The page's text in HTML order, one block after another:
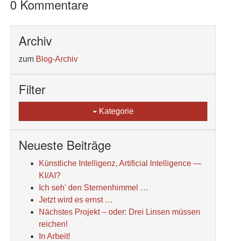
0 Kommentare
Archiv
zum Blog-Archiv
Filter
Kategorie
Neueste Beiträge
Künstliche Intelligenz, Artificial Intelligence —
KI/AI?
Ich seh' den Sternenhimmel …
Jetzt wird es ernst …
Nächstes Projekt – oder: Drei Linsen müssen
reichen!
In Arbeit!